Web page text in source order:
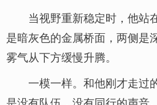
当视野重新稳定时，他站
是暗灰色的金属桥面，两侧是
雾气从下方缓慢升腾。
一模一样。和他刚才走过